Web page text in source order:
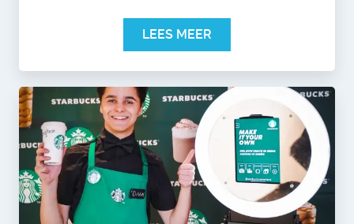
LEES MEER